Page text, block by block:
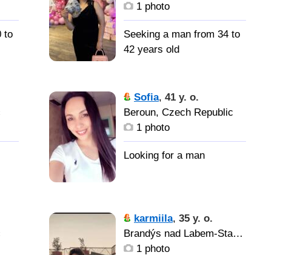
плечо
to
1 photo
Seeking a man from 34 to
42 years old
Sofia, 41 y. o.
Beroun, Czech Republic
1 photo
karmiila, 35 y. o.
Brandýs nad Labem-Stará Boleslav, Czech Republic
1 photo